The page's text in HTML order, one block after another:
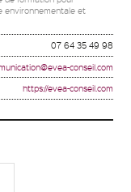
environnementale et
07 64 35 49 98
conseil.com
https://evea-conseil.com